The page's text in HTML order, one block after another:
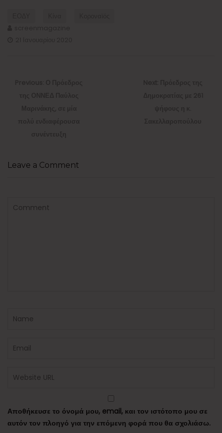
Leave a Comment
Αποθήκευσε το όνομά μου, email, και τον ιστότοπο μου σε
αυτόν τον πλοηγό για την επόμενη φορά που θα σχολιάσω.